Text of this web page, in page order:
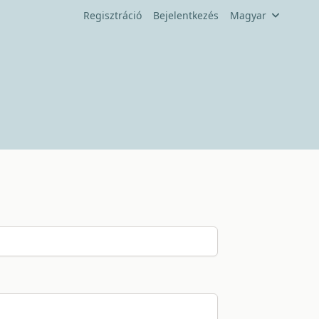
Regisztráció Bejelentkezés Magyar